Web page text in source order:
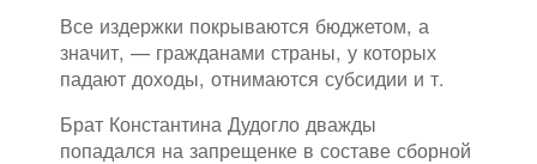
Все издержки покрываются бюджетом, а
значит, — гражданами страны, у которых
падают доходы, отнимаются субсидии и т.
Брат Константина Дудогло дважды
попадался на запрещенке в составе сборной